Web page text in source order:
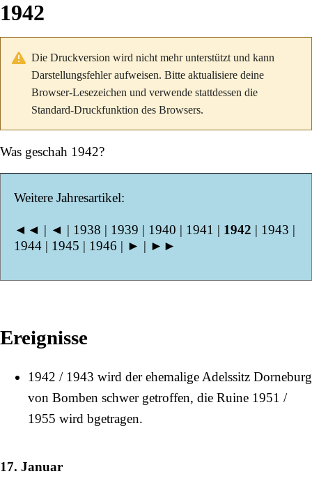
1942
Die Druckversion wird nicht mehr unterstützt und kann
Darstellungsfehler aufweisen. Bitte aktualisiere deine
Browser-Lesezeichen und verwende stattdessen die
Standard-Druckfunktion des Browsers.
Was geschah 1942?
Weitere Jahresartikel:
◄◄ | ◄ | 1938 | 1939 | 1940 | 1941 | 1942 | 1943 |
1944 | 1945 | 1946 | ► | ►►
Ereignisse
1942 / 1943 wird der ehemalige Adelssitz Dorneburg
von Bomben schwer getroffen, die Ruine 1951 /
1955 wird bgetragen.
17. Januar